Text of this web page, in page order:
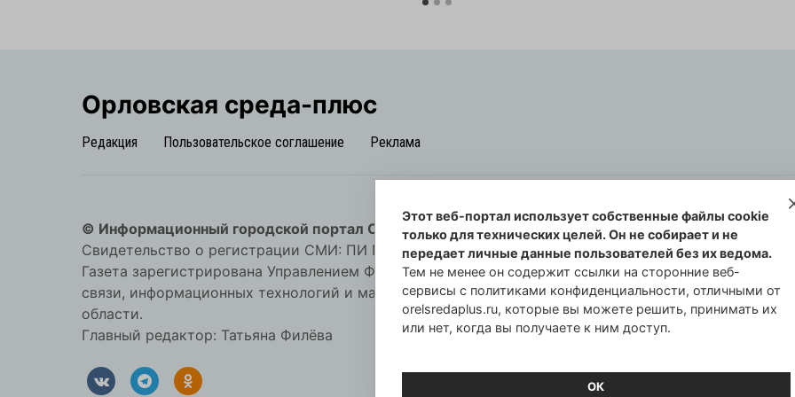
Орловская cреда-плюс
Редакция Пользовательское соглашение Реклама
© Информационный городской портал Орловская cреда-плюс, 2021-2026
Свидетельство о регистрации СМИ: ПИ №57-00254 от 29 октября 2013 г.
Газета зарегистрирована Управлением Федеральной службы по надзору в сфере
связи, информационных технологий и массовых коммуникаций по Орловской
области.
Главный редактор: Татьяна Филёва
Этот веб-портал использует собственные файлы cookie
только для технических целей. Он не собирает и не
передает личные данные пользователей без их ведома.
Тем не менее он содержит ссылки на сторонние веб-
сервисы с политиками конфиденциальности, отличными от
orelsredaplus.ru, которые вы можете решить, принимать их
или нет, когда вы получаете к ним доступ.
ОК